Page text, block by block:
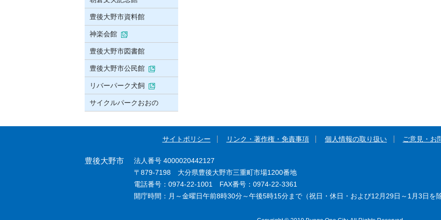
豊後大野市資料館
神楽会館
豊後大野市図書館
豊後大野市公民館
リバーパーク犬飼
サイクルパークおおの
サイトポリシー リンク・著作権・免責事項 個人情報の取り扱い ご意見・お
豊後大野市
法人番号 4000020442127
〒879-7198 大分県豊後大野市三重町市場1200番地
電話番号：0974-22-1001 FAX番号：0974-22-3361
開庁時間：月～金曜日午前8時30分～午後5時15分まで（祝日・休日・および12月29日～1月3日を除